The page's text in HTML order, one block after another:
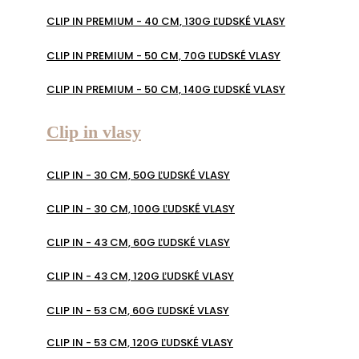
CLIP IN PREMIUM - 40 CM, 130G ĽUDSKÉ VLASY
CLIP IN PREMIUM - 50 CM, 70G ĽUDSKÉ VLASY
CLIP IN PREMIUM - 50 CM, 140G ĽUDSKÉ VLASY
Clip in vlasy
CLIP IN - 30 CM, 50G ĽUDSKÉ VLASY
CLIP IN - 30 CM, 100G ĽUDSKÉ VLASY
CLIP IN - 43 CM, 60G ĽUDSKÉ VLASY
CLIP IN - 43 CM, 120G ĽUDSKÉ VLASY
CLIP IN - 53 CM, 60G ĽUDSKÉ VLASY
CLIP IN - 53 CM, 120G ĽUDSKÉ VLASY